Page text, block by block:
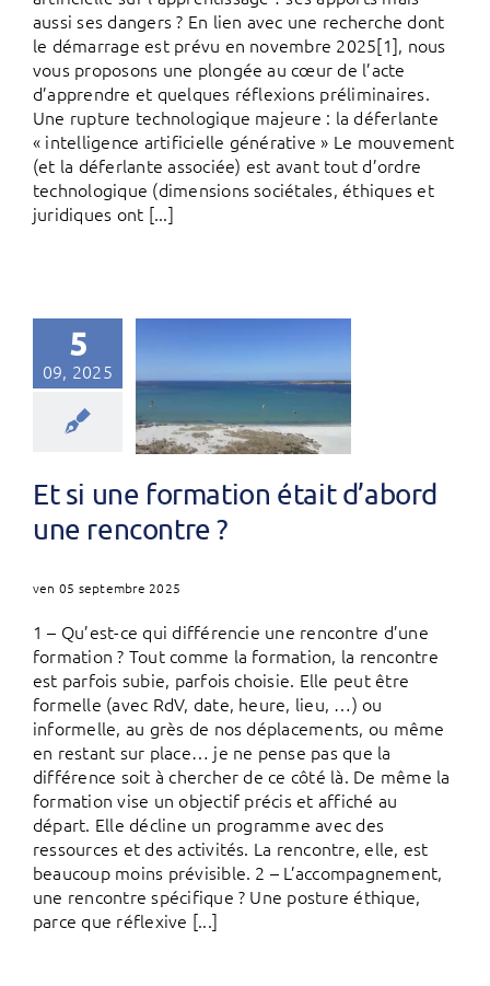
aussi ses dangers ? En lien avec une recherche dont
le démarrage est prévu en novembre 2025[1], nous
vous proposons une plongée au cœur de l’acte
d’apprendre et quelques réflexions préliminaires.
Une rupture technologique majeure : la déferlante
« intelligence artificielle générative » Le mouvement
(et la déferlante associée) est avant tout d’ordre
technologique (dimensions sociétales, éthiques et
juridiques ont [...]
5
09, 2025
Et si une formation était d’abord
une rencontre ?
ven 05 septembre 2025
1 – Qu’est-ce qui différencie une rencontre d’une
formation ? Tout comme la formation, la rencontre
est parfois subie, parfois choisie. Elle peut être
formelle (avec RdV, date, heure, lieu, …) ou
informelle, au grès de nos déplacements, ou même
en restant sur place… je ne pense pas que la
différence soit à chercher de ce côté là. De même la
formation vise un objectif précis et affiché au
départ. Elle décline un programme avec des
ressources et des activités. La rencontre, elle, est
beaucoup moins prévisible. 2 – L’accompagnement,
une rencontre spécifique ? Une posture éthique,
parce que réflexive [...]